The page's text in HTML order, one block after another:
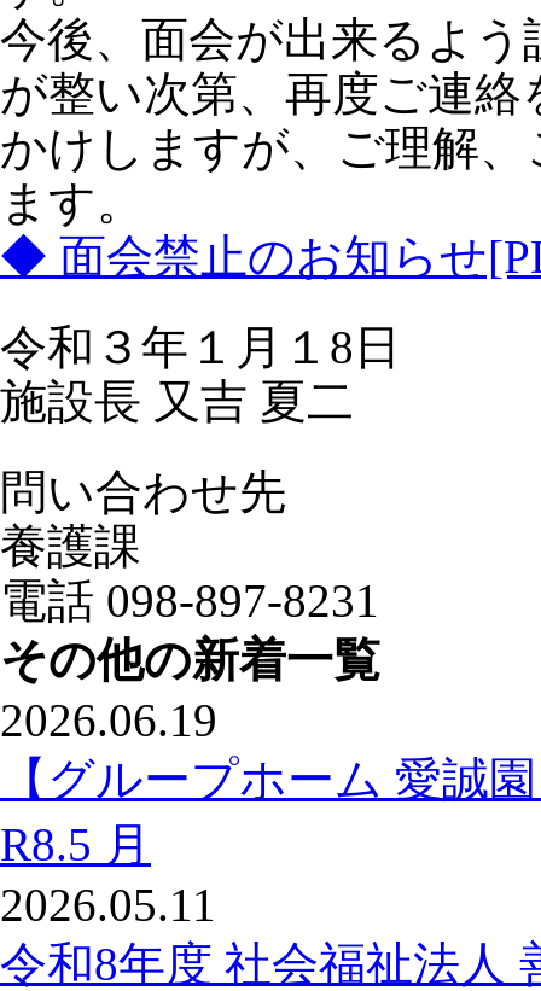
今後、面会が出来るよ
が整い次第、再度ご連
かけしますが、ご理解
ます。
◆ 面会禁止のお知らせ
令和３年１月１8日
施設長 又吉 夏二
問い合わせ先
養護課
電話 098-897-8231
その他の新着一覧
2026.06.19
【グループホーム 愛誠
R8.5 月
2026.05.11
令和8年度 社会福祉法人